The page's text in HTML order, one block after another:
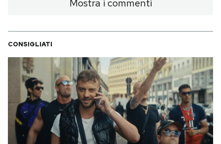
Mostra i commenti
CONSIGLIATI